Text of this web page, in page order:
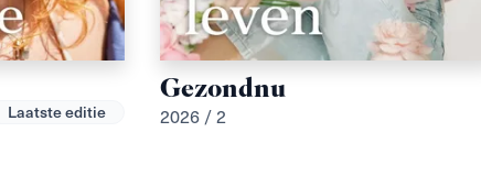
Laatste editie
Gezondnu
2026 / 2